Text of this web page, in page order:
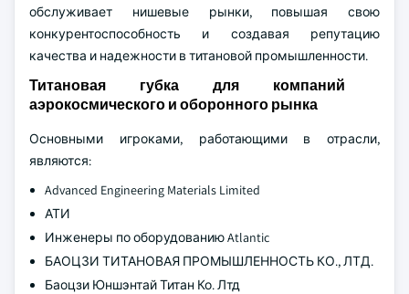
обслуживает нишевые рынки, повышая свою
конкурентоспособность и создавая репутацию
качества и надежности в титановой промышленности.
Титановая губка для компаний
аэрокосмического и оборонного рынка
Основными игроками, работающими в отрасли,
являются:
Advanced Engineering Materials Limited
АТИ
Инженеры по оборудованию Atlantic
БАОЦЗИ ТИТАНОВАЯ ПРОМЫШЛЕННОСТЬ КО., ЛТД.
Баоцзи Юншэнтай Титан Ко. Лтд